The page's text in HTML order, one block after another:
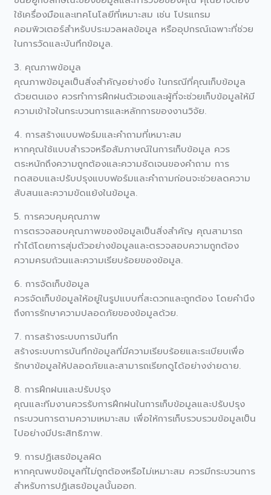
ใช้เครื่องมือและเทคโนโลยีที่เหมาะสม เช่น โปรแกรม
คอมพิวเตอร์สำหรับประมวลผลข้อมูล หรืออุปกรณ์เฉพาะที่ช่วย
ในการวัดและบันทึกข้อมูล.
3. คุณภาพข้อมูล
คุณภาพข้อมูลเป็นสิ่งสำคัญอย่างยิ่ง ในกรณีที่คุณเก็บข้อมูล
ด้วยตนเอง ควรทำการฝึกฝนตัวเองและผู้ที่จะช่วยเก็บข้อมูลให้มี
ความเข้าใจในกระบวนการและหลักการของงานวิจัย.
4. การสร้างแบบฟอร์มและคำถามที่เหมาะสม
หากคุณใช้แบบสำรวจหรือสัมภาษณ์ในการเก็บข้อมูล ควร
ตระหนักถึงความถูกต้องและความชัดเจนของคำถาม การ
ทดสอบและปรับปรุงแบบฟอร์มและคำถามก่อนจะช่วยลดความ
สับสนและความขัดแย้งในข้อมูล.
5. การควบคุมคุณภาพ
การตรวจสอบคุณภาพของข้อมูลเป็นสิ่งสำคัญ คุณสามารถ
ทำได้โดยการสุ่มตัวอย่างข้อมูลและตรวจสอบความถูกต้อง
ความครบถ้วนและความเรียบร้อยของข้อมูล.
6. การจัดเก็บข้อมูล
ควรจัดเก็บข้อมูลให้อยู่ในรูปแบบที่สะดวกและถูกต้อง โดยคำนึง
ถึงการรักษาความปลอดภัยของข้อมูลด้วย.
7. การสร้างระบบการบันทึก
สร้างระบบการบันทึกข้อมูลที่มีความเรียบร้อยและระเบียบเพื่อ
รักษาข้อมูลให้ปลอดภัยและสามารถเรียกดูได้อย่างง่ายดาย.
8. การฝึกฝนและปรับปรุง
คุณและทีมงานควรรับการฝึกฝนในการเก็บข้อมูลและปรับปรุง
กระบวนการตามความเหมาะสม เพื่อให้การเก็บรวบรวมข้อมูลเป็น
ไปอย่างมีประสิทธิภาพ.
9. การปฏิเสธข้อมูลผิด
หากคุณพบข้อมูลที่ไม่ถูกต้องหรือไม่เหมาะสม ควรมีกระบวนการ
สำหรับการปฏิเสธข้อมูลนั้นออก.